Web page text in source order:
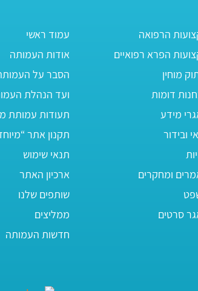
הרפואה
הפרא רפואיים
מוחין
דומות
מידע
ובידור
ומחקרים
סרטים
עמוד ראשי
אודות העמותה
הסבר על
ועד הנהלת
תעודות עמותת
תקנון אתר
תנאי שימוש
ארכיון האתר
שותפים שלנו
ממליצים
חדשות העמותה